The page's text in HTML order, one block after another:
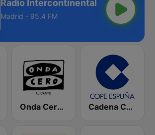
Radio Intercontinental
Madrid - 95.4 FM
Onda Cero Alicante Cadena Cope Espuña